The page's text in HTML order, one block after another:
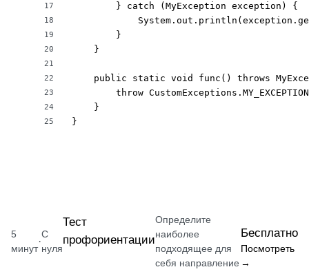
17
18
19
20
21
22
23
24
25
        } catch (MyException exception) {
        }
    }
public static void func() throws
throw
    }
}
5
минут
·
С
нуля
Тест
профориентации
Определите
наиболее
подходящее для
себя направление
Бесплатно
Посмотреть
→